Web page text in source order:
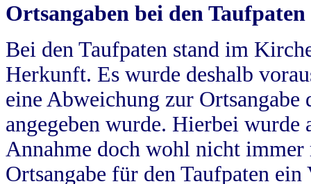
Ortsangaben bei den Taufpaten
Bei den Taufpaten stand im
Herkunft. Es wurde deshalb
eine Abweichung zur
angegeben wurde. Hierbei wurde
Annahme doch wohl nicht
Ortsangabe für den Taufpaten